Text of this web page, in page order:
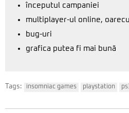
începutul campaniei
multiplayer-ul online,
bug-uri
grafica putea fi mai bună
Tags: insomniac games playstation